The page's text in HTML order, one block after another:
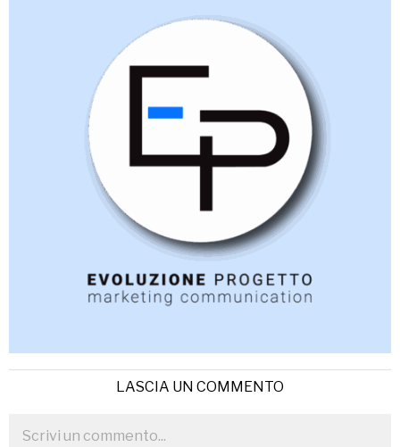
LASCIA UN COMMENTO